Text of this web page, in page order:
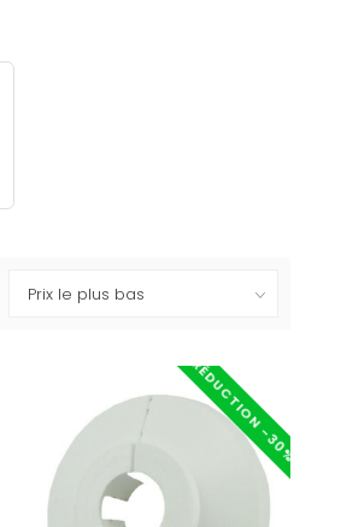
RÉDUCTION -30%